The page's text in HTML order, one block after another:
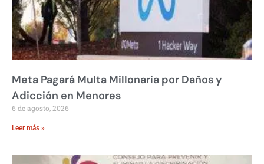
Meta Pagará Multa Millonaria por Daños y
Adicción en Menores
6 de agosto, 2026
Leer más »